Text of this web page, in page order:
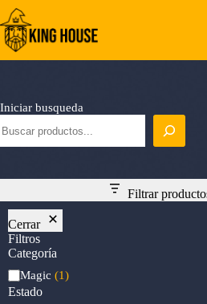
Saltar
al
contenido
Iniciar busqueda
Filtrar
Cerrar
Filtros
Categoría
Categoría
Magic (1)
Estado